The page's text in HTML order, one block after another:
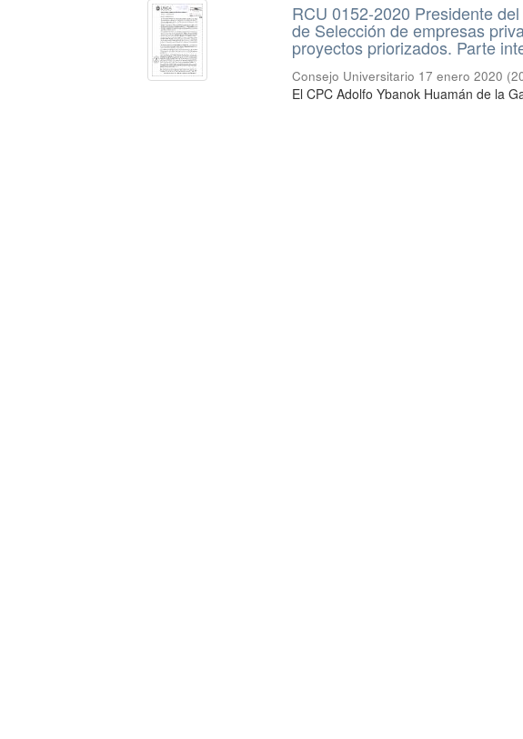
RCU 0152-2020 Presidente
de Selección de empresas
proyectos priorizados. Parte
Consejo Universitario 17 enero 2020 (
El CPC Adolfo Ybanok Huamán de la